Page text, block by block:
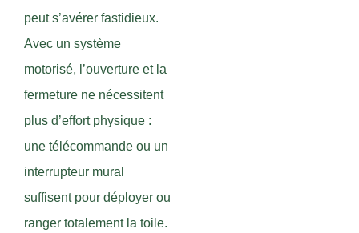
peut s’avérer fastidieux.
Avec un système
motorisé, l’ouverture et la
fermeture ne nécessitent
plus d’effort physique :
une télécommande ou un
interrupteur mural
suffisent pour déployer ou
ranger totalement la toile.